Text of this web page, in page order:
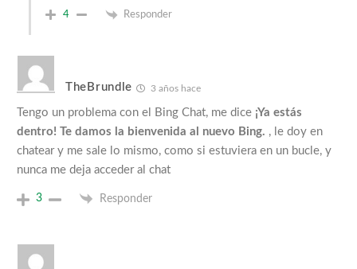
4 Responder
TheBrundle 3 años hace
Tengo un problema con el Bing Chat, me dice ¡Ya estás
dentro! Te damos la bienvenida al nuevo Bing. , le doy en
chatear y me sale lo mismo, como si estuviera en un bucle, y
nunca me deja acceder al chat
3 Responder